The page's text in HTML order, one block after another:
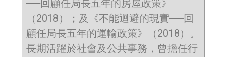
──回顧任局長五年的房屋政策》
（2018）；及《不能迴避的現實──回
顧任局長五年的運輸政策》（2018）。
長期活躍於社會及公共事務，曾擔任行